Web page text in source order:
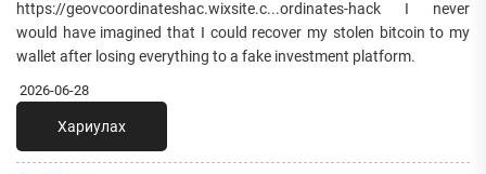
https://geovcoordinateshac.wixsite.c...ordinates-hack I never
would have imagined that I could recover my stolen bitcoin to my
wallet after losing everything to a fake investment platform.
2026-06-28
Хариулах